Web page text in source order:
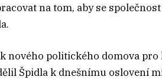
na tom, aby se
nového politického domova pro
Špidla k dnešnímu oslovení